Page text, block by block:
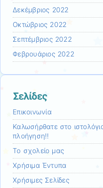
Δεκέμβριος 2022
Οκτώβριος 2022
Σεπτέμβριος 2022
Φεβρουάριος 2022
Σελίδες
Επικοινωνία
Καλωσήρθατε στο
πλοήγηση!!
Το σχολείο μας
Χρήσιμα Έντυπα
Χρήσιμες Σελίδες